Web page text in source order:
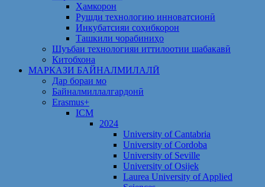
Ҳамкорон
Рушди технологию инноватсионӣ
Инкубатсияи соҳибкорон
Ташкили чорабиниҳо
Шуъбаи технологияи иттилоотии шабакавӣ
Китобхона
МАРКАЗИ БАЙНАЛМИЛАЛӢ
Дар бораи мо
Байналмиллалгардонӣ
Erasmus+
ICM
2024
University of Cantabria
University of Cordoba
University of Seville
University of Osijek
Laurea University of Applied